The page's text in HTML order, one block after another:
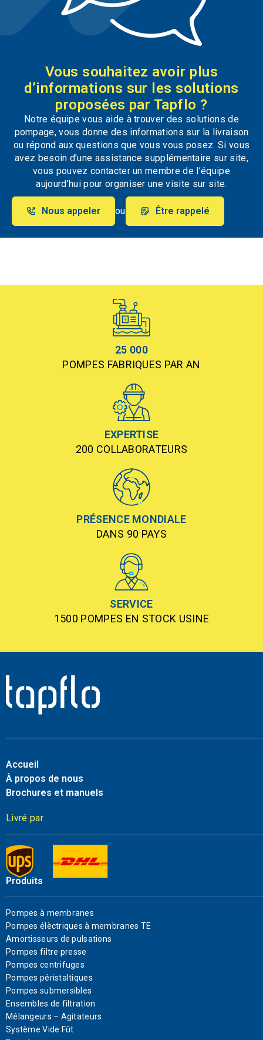
Vous souhaitez avoir plus
d’informations sur les solutions
proposées par Tapflo ?
Notre équipe vous aide à trouver des solutions de
pompage, vous donne des informations sur la livraison
ou répond aux questions que vous vous posez. Si vous
avez besoin d’une assistance supplémentaire sur site,
vous pouvez contacter un membre de l’équipe
aujourd’hui pour organiser une visite sur site.
Nous appeler ou Être rappelé
25 000
POMPES FABRIQUES PAR AN
EXPERTISE
200 COLLABORATEURS
PRÉSENCE MONDIALE
DANS 90 PAYS
SERVICE
1500 POMPES EN STOCK USINE
Accueil
À propos de nous
Brochures et manuels
Livré par
Produits
Pompes à membranes
Pompes élèctriques à membranes TE
Amortisseurs de pulsations
Pompes filtre presse
Pompes centrifuges
Pompes péristaltiques
Pompes submersibles
Ensembles de filtration
Mélangeurs – Agitateurs
Système Vide Fût